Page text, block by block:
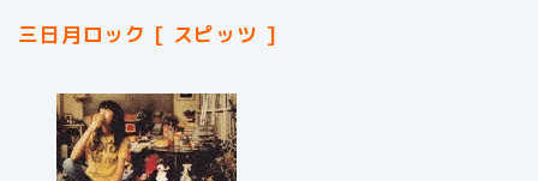
三日月ロック [ スピッツ ]